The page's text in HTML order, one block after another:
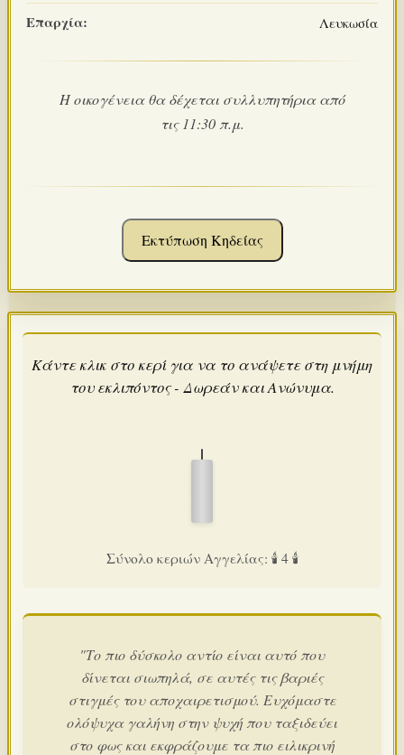
Επαρχία: Λευκωσία
Η οικογένεια θα δέχεται συλλυπητήρια από
τις 11:30 π.μ.
Εκτύπωση Κηδείας
Κάντε κλικ στο κερί για να το ανάψετε στη μνήμη
του εκλιπόντος - Δωρεάν και Ανώνυμα.
Σύνολο κεριών Αγγελίας: 🕯️ 4 🕯️
"Το πιο δύσκολο αντίο είναι αυτό που
δίνεται σιωπηλά, σε αυτές τις βαριές
στιγμές του αποχαιρετισμού. Ευχόμαστε
ολόψυχα γαλήνη στην ψυχή που ταξιδεύει
στο φως και εκφράζουμε τα πιο ειλικρινή